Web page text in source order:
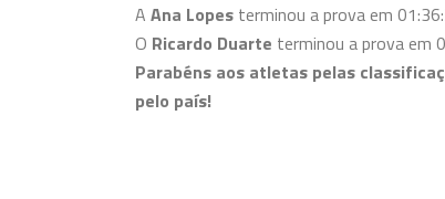
A Ana Lopes terminou a prova em
O Ricardo Duarte terminou a prova em
Parabéns aos atletas pelas
pelo país!